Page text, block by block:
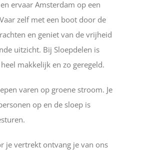
ervaar Amsterdam op een
zelf met een boot door de
en geniet van de vrijheid
uitzicht. Bij Sloepdelen is
makkelijk en zo geregeld.
varen op groene stroom. Je
op en de sloep is
je vertrekt ontvang je van ons